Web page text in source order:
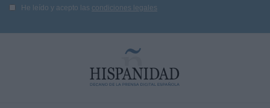
He leído y acepto las condiciones legales